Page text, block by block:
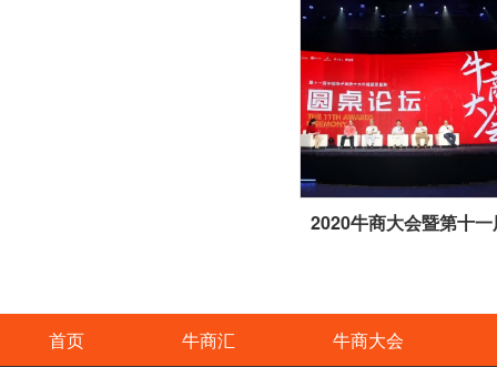
首页 牛商汇 牛商大会